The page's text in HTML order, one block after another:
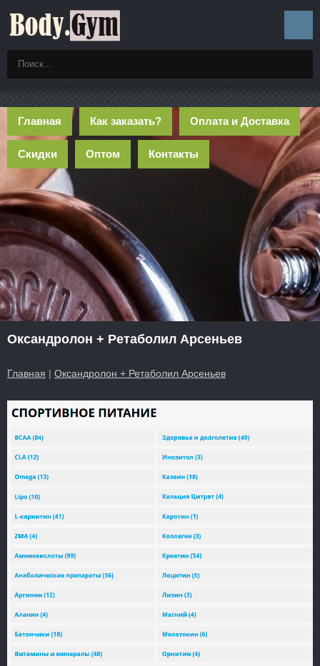
Главная Как заказать? Оплата и Доставка
Скидки Оптом Контакты
Оксандролон + Ретаболил Арсеньев
Главная | Оксандролон + Ретаболил Арсеньев